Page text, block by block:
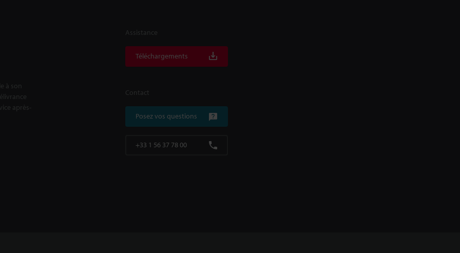
à son
après-
Assistance
Téléchargements
Contact
Posez vos questions
+33 1 56 37 78 00